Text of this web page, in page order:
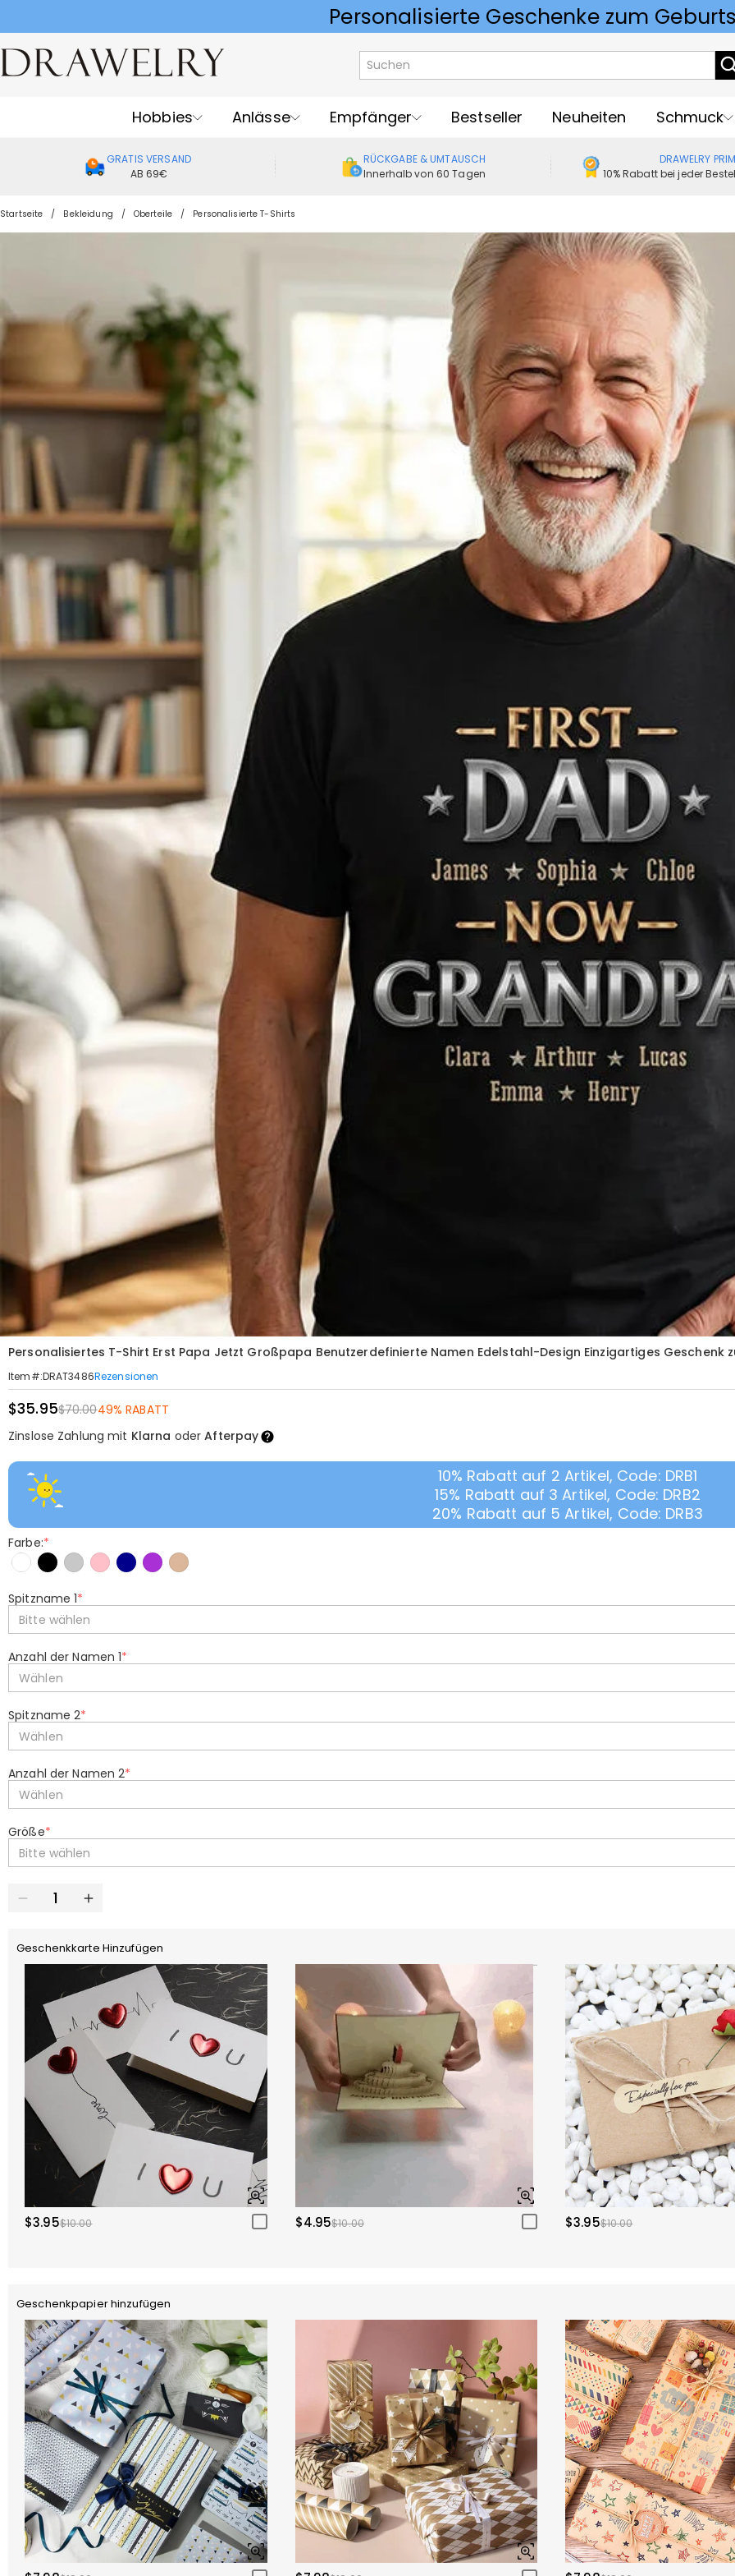
Vorlieben für Hochzeitsgeschenke
Hobbies Anlässe Empfänger Bestseller Neuheiten Schmuck
GRATIS VERSAND
AB 69€
RÜCKGABE & UMTAUSCH
Innerhalb von 60 Tagen
DRAWELRY
10% Rabatt bei jeder
Startseite Bekleidung Oberteile Personalisierte T-Shirts
Personalisiertes T-Shirt Erst Papa Jetzt Großpapa Benutzerdefinierte Namen Edelstahl-Design Einzigartiges Geschenk
Item#:DRAT3486Rezensionen
$35.95$70.0049% RABATT
Zinslose Zahlung mit Klarna oderAfterpay
10% Rabatt auf 2 Artikel, Code: DRB1
15% Rabatt auf 3 Artikel, Code: DRB2
20% Rabatt auf 5 Artikel, Code: DRB3
Farbe:*
Spitzname 1*
Bitte wählen
Anzahl der Namen 1*
Wählen
Spitzname 2*
Wählen
Anzahl der Namen 2*
Wählen
Größe*
Bitte wählen
Geschenkkarte Hinzufügen
$3.95$10.00 $4.95$10.00 $3.95$10.00
Geschenkpapier hinzufügen